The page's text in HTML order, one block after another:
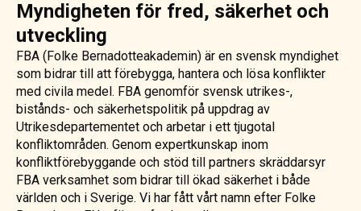
Myndigheten för fred, säkerhet och
utveckling
FBA (Folke Bernadotteakademin) är en svensk myndighet
som bidrar till att förebygga, hantera och lösa konflikter
med civila medel. FBA genomför svensk utrikes-,
bistånds- och säkerhetspolitik på uppdrag av
Utrikesdepartementet och arbetar i ett tjugotal
konfliktområden. Genom expertkunskap inom
konfliktförebyggande och stöd till partners skräddarsyr
FBA verksamhet som bidrar till ökad säkerhet i både
världen och i Sverige. Vi har fått vårt namn efter Folke